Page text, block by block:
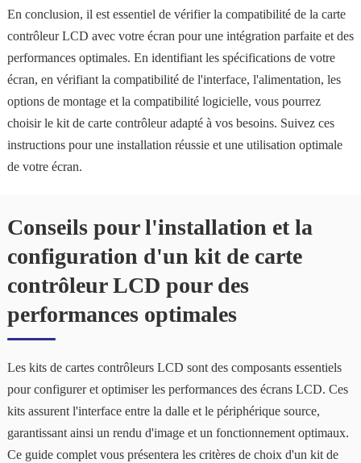
En conclusion, il est essentiel de vérifier la compatibilité de la carte
contrôleur LCD avec votre écran pour une intégration parfaite et des
performances optimales. En identifiant les spécifications de votre
écran, en vérifiant la compatibilité de l'interface, l'alimentation, les
options de montage et la compatibilité logicielle, vous pourrez
choisir le kit de carte contrôleur adapté à vos besoins. Suivez ces
instructions pour une installation réussie et une utilisation optimale
de votre écran.
Conseils pour l'installation et la
configuration d'un kit de carte
contrôleur LCD pour des
performances optimales
Les kits de cartes contrôleurs LCD sont des composants essentiels
pour configurer et optimiser les performances des écrans LCD. Ces
kits assurent l'interface entre la dalle et le périphérique source,
garantissant ainsi un rendu d'image et un fonctionnement optimaux.
Ce guide complet vous présentera les critères de choix d'un kit de